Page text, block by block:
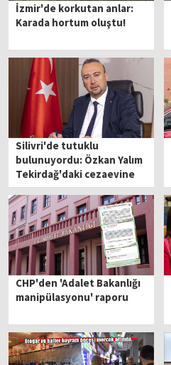
İzmir'de korkutan anlar:
Karada hortum oluştu!
Silivri'de tutuklu
bulunuyordu: Özkan Yalım
Tekirdağ'daki cezaevine
nakledildi
CHP'den 'Adalet Bakanlığı
manipülasyonu' raporu